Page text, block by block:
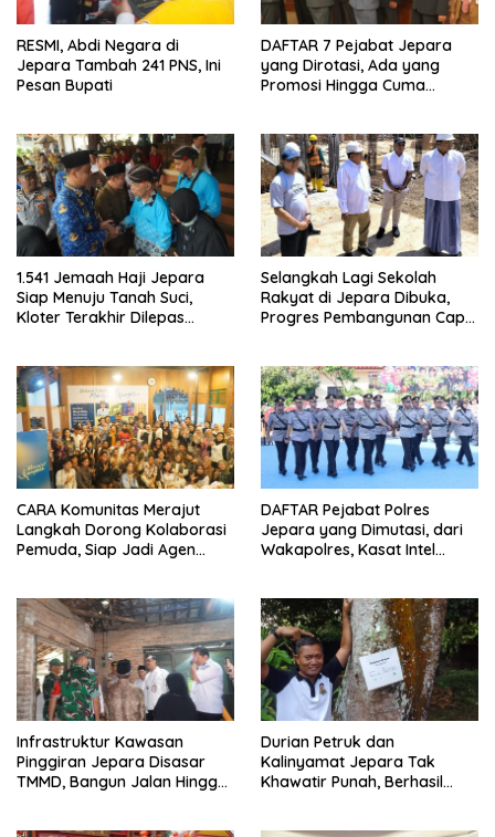
RESMI, Abdi Negara di
Jepara Tambah 241 PNS, Ini
Pesan Bupati
DAFTAR 7 Pejabat Jepara
yang Dirotasi, Ada yang
Promosi Hingga Cuma
1.541 Jemaah Haji Jepara
Siap Menuju Tanah Suci,
Kloter Terakhir Dilepas
Selangkah Lagi Sekolah
Rakyat di Jepara Dibuka,
Progres Pembangunan Capai
CARA Komunitas Merajut
Langkah Dorong Kolaborasi
Pemuda, Siap Jadi Agen
DAFTAR Pejabat Polres
Jepara yang Dimutasi, dari
Wakapolres, Kasat Intel
Infrastruktur Kawasan
Pinggiran Jepara Disasar
TMMD, Bangun Jalan Hingga
Durian Petruk dan
Kalinyamat Jepara Tak
Khawatir Punah, Berhasil